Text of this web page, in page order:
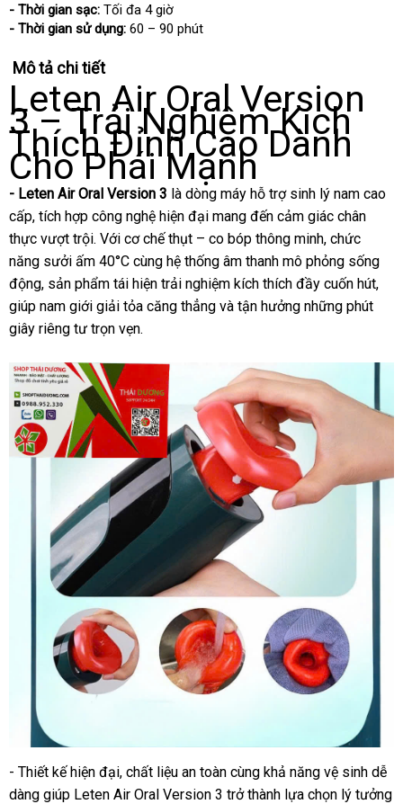
- Thời gian sạc: Tối đa 4 giờ
- Thời gian sử dụng: 60 – 90 phút
Mô tả chi tiết
Leten Air Oral Version
3 – Trải Nghiệm Kích
Thích Đỉnh Cao Dành
Cho Phái Mạnh
- Leten Air Oral Version 3 là dòng máy hỗ trợ sinh lý nam cao
cấp, tích hợp công nghệ hiện đại mang đến cảm giác chân
thực vượt trội. Với cơ chế thụt – co bóp thông minh, chức
năng sưởi ấm 40°C cùng hệ thống âm thanh mô phỏng sống
động, sản phẩm tái hiện trải nghiệm kích thích đầy cuốn hút,
giúp nam giới giải tỏa căng thẳng và tận hưởng những phút
giây riêng tư trọn vẹn.
- Thiết kế hiện đại, chất liệu an toàn cùng khả năng vệ sinh dễ
dàng giúp Leten Air Oral Version 3 trở thành lựa chọn lý tưởng